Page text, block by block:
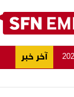
آخر خبر